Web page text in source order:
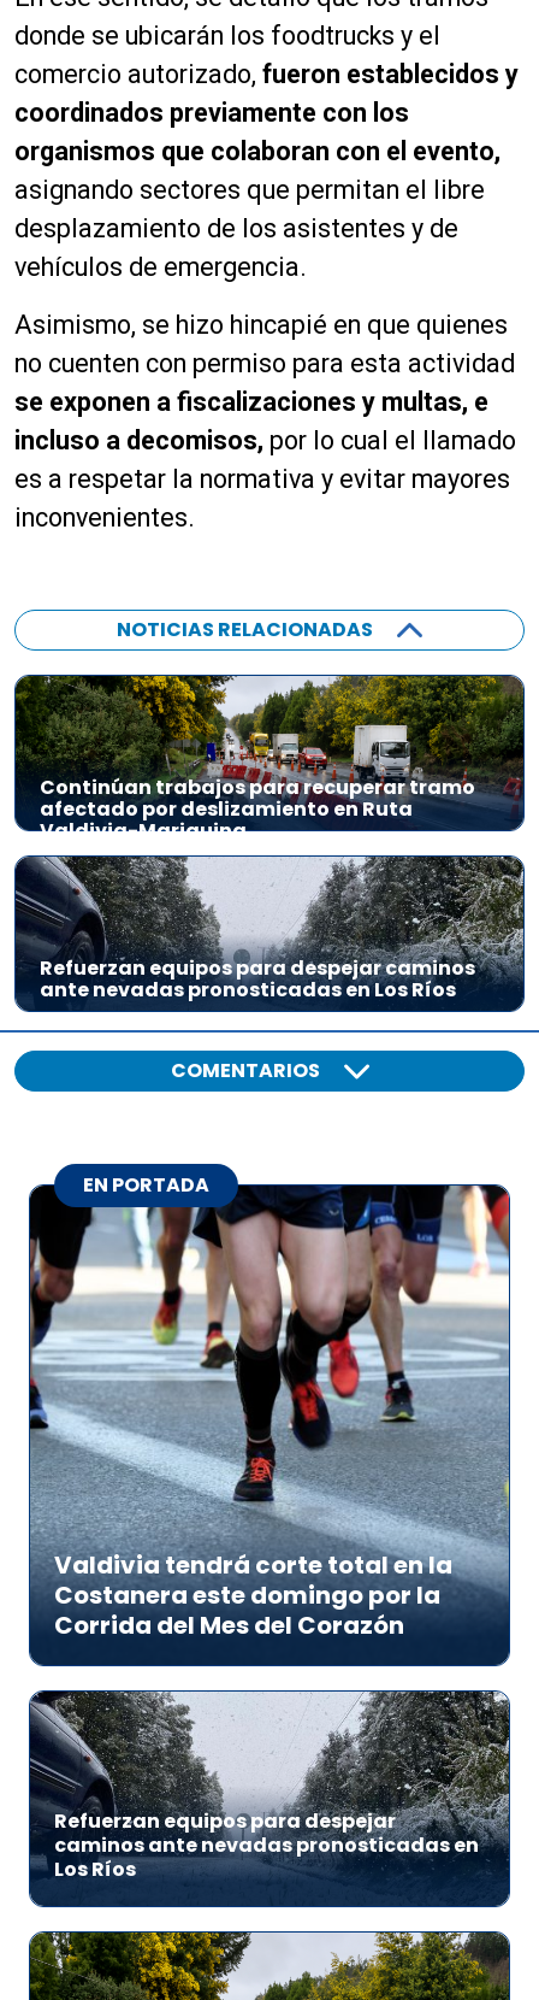
donde se ubicarán los foodtrucks y el
comercio autorizado, fueron establecidos y
coordinados previamente con los
organismos que colaboran con el evento,
asignando sectores que permitan el libre
desplazamiento de los asistentes y de
vehículos de emergencia.
Asimismo, se hizo hincapié en que quienes
no cuenten con permiso para esta actividad
se exponen a fiscalizaciones y multas, e
incluso a decomisos, por lo cual el llamado
es a respetar la normativa y evitar mayores
inconvenientes.
NOTICIAS RELACIONADAS
Continúan trabajos para recuperar tramo
afectado por deslizamiento en Ruta
Valdivia-Mariquina
Refuerzan equipos para despejar caminos
ante nevadas pronosticadas en Los Ríos
COMENTARIOS
EN PORTADA
Valdivia tendrá corte total en la
Costanera este domingo por la
Corrida del Mes del Corazón
Refuerzan equipos para despejar
caminos ante nevadas pronosticadas en
Los Ríos